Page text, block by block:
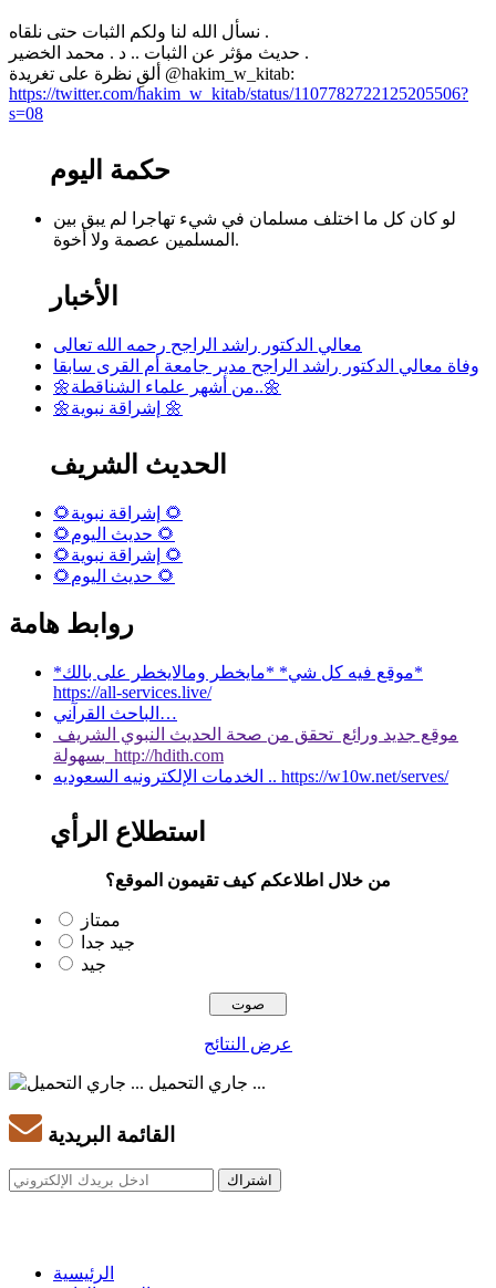
‏‎نسأل الله لنا ولكم الثبات حتى نلقاه .
حديث مؤثر عن الثبات .. د . محمد الخضير .
‏ألقِ نظرة على تغريدة ‎@hakim_w_kitab:
https://twitter.com/hakim_w_kitab/status/1107782722125205506?
s=08
حكمة اليوم
لو كان كل ما اختلف مسلمان في شيء تهاجرا لم يبق بين
المسلمين عصمة ولا أخوة.
الأخبار
معالي الدكتور راشد الراجح رحمه الله تعالى
وفاة معالي الدكتور راشد الراجح مدير جامعة أم القرى سابقا
🌼من أشهر علماء الشناقطة..🌼
🌼إشراقة نبوية 🌼
الحديث الشريف
🌻إشراقة نبوية 🌻
🌻حديث اليوم 🌻
🌻إشراقة نبوية 🌻
🌻حديث اليوم 🌻
روابط هامة
*موقع فيه كل شي* *مايخطر ومالايخطر على بالك*
https://all-services.live/
الباحث القرآني…
موقع جديد ورائع تحقق من صحة الحديث النبوي الشريف
بسهولة http://hdith.com
الخدمات الإلكترونيه السعوديه .. https://w10w.net/serves/
استطلاع الرأي
من خلال اطلاعكم كيف تقيمون الموقع؟
ممتاز
جيد جدا
جيد
عرض النتائج
جاري التحميل ...
القائمة البريدية
الرئيسية